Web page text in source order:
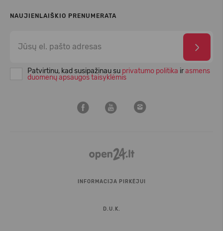
NAUJIENLAIŠKIO PRENUMERATA
Patvirtinu, kad susipažinau su privatumo politika irasmens
duomenų apsaugos taisyklėmis
INFORMACIJA PIRKĖJUI
D.U.K.